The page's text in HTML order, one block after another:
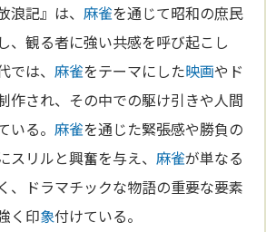
浪記』は、麻雀を通じて昭和の庶民
、観る者に強い共感を呼び起こし
では、麻雀をテーマにした映画やド
作され、その中での駆け引きや人間
いる。麻雀を通じた緊張感や勝負の
スリルと興奮を与え、麻雀が単なる
、ドラマチックな物語の重要な要素
く印象付けている。